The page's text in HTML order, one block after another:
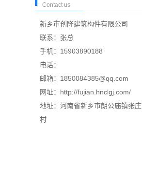
Contact us
新乡市创隆建筑构件有限公司
联系：张总
手机：15903890188
电话：
邮箱：1850084385@qq.com
网址：http://fujian.hnclgj.com/
地址：河南省新乡市朗公庙镇张庄
村